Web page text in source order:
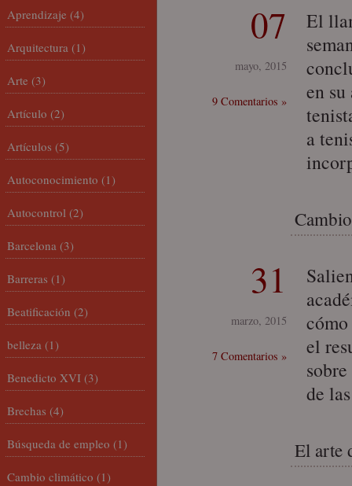
07
mayo, 2015
9 Comentarios »
El
en
a
31
marzo, 2015
7 Comentarios »
el
de
El arte
Aprendizaje (4)
Arquitectura (1)
Arte (3)
Artículo (2)
Artículos (5)
Autoconocimiento (1)
Autocontrol (2)
Barcelona (3)
Barreras (1)
Beatificación (2)
belleza (1)
Benedicto XVI (3)
Brechas (4)
Búsqueda de empleo (1)
Cambio climático (1)